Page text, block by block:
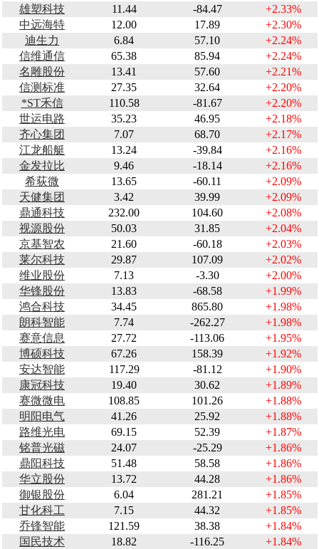
雄塑科技
11.44 -84.47
+2.33%
中远海特
12.00 17.89
+2.30%
迪生力
6.84 57.10
+2.24%
信维通信
65.38 85.94
+2.24%
名雕股份
13.41 57.60
+2.21%
信测标准
27.35 32.64
+2.20%
*ST禾信
110.58 -81.67
+2.20%
世运电路
35.23 46.95
+2.18%
齐心集团
7.07 68.70
+2.17%
江龙船艇
13.24 -39.84
+2.16%
金发拉比
9.46 -18.14
+2.16%
希荻微
13.65 -60.11
+2.09%
天健集团
3.42 39.99
+2.09%
鼎通科技
232.00 104.60
+2.08%
视源股份
50.03 31.85
+2.04%
京基智农
21.60 -60.18
+2.03%
莱尔科技
29.87 107.09
+2.02%
维业股份
7.13 -3.30
+2.00%
华锋股份
13.83 -68.58
+1.99%
鸿合科技
34.45 865.80
+1.98%
朗科智能
7.74 -262.27
+1.98%
赛意信息
27.72 -113.06
+1.95%
博硕科技
67.26 158.39
+1.92%
安达智能
117.29 -81.12
+1.90%
康冠科技
19.40 30.62
+1.89%
赛微微电
108.85 101.26
+1.88%
明阳电气
41.26 25.92
+1.88%
路维光电
69.15 52.39
+1.87%
铭普光磁
24.07 -25.29
+1.86%
鼎阳科技
51.48 58.58
+1.86%
华立股份
13.72 44.28
+1.86%
御银股份
6.04 281.21
+1.85%
甘化科工
7.15 44.32
+1.85%
乔锋智能
121.59 38.38
+1.84%
国民技术
18.82 -116.25
+1.84%